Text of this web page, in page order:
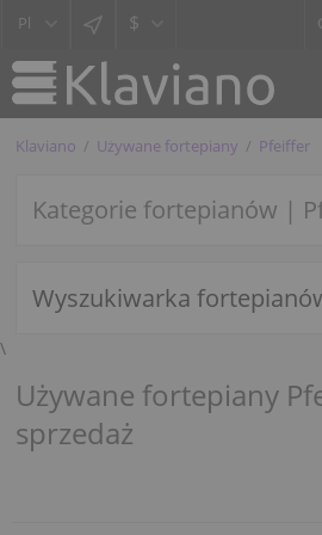
$
Klaviano Używane fortepiany Pfeiffer
Kategorie fortepianów |
Wyszukiwarka
\
Używane fortepiany
sprzedaż